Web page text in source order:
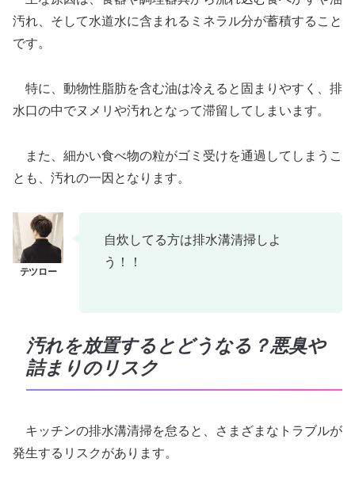
汚れ、そして水道水に含まれるミネラル分が蓄積すること
です。
特に、動物性脂肪を含む油は冷えると固まりやすく、排
水口の中でヌメリや汚れとなって滞留してしまいます。
また、細かい食べ物の粒がゴミ受けを通過してしまうこ
とも、汚れの一因となります。
自炊してる方は排水溝清掃しよ
う！！
汚れを放置するとどうなる？悪臭や
詰まりのリスク
キッチンの排水溝清掃を怠ると、さまざまなトラブルが
発生するリスクがあります。